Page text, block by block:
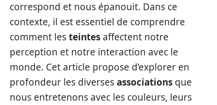
correspond et nous épanouit. Dans ce
contexte, il est essentiel de comprendre
comment lesteintes affectent notre
perception et notre interaction avec le
monde. Cet article propose d’explorer en
profondeur les diversesassociations que
nous entretenons avec les couleurs, leurs